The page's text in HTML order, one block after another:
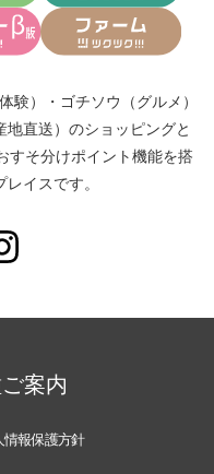
験） ・ ゴチソウ（グルメ）
直送） のショッピングと
すそ分けポイント機能を搭
イスです。
案内
情報保護方針